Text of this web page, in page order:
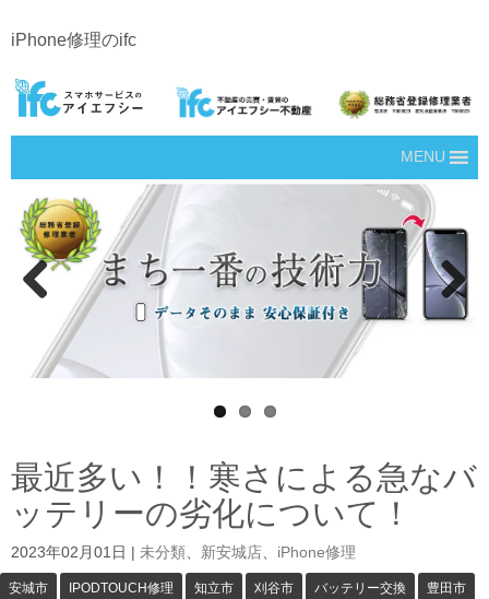
iPhone修理のifc
MENU
Next
最近多い！！寒さによる急なバ
ッテリーの劣化について！
2023年02月01日 未分類 新安城店 iPhone修理
安城市 IPODTOUCH修理 知立市 刈谷市 バッテリー交換 豊田市